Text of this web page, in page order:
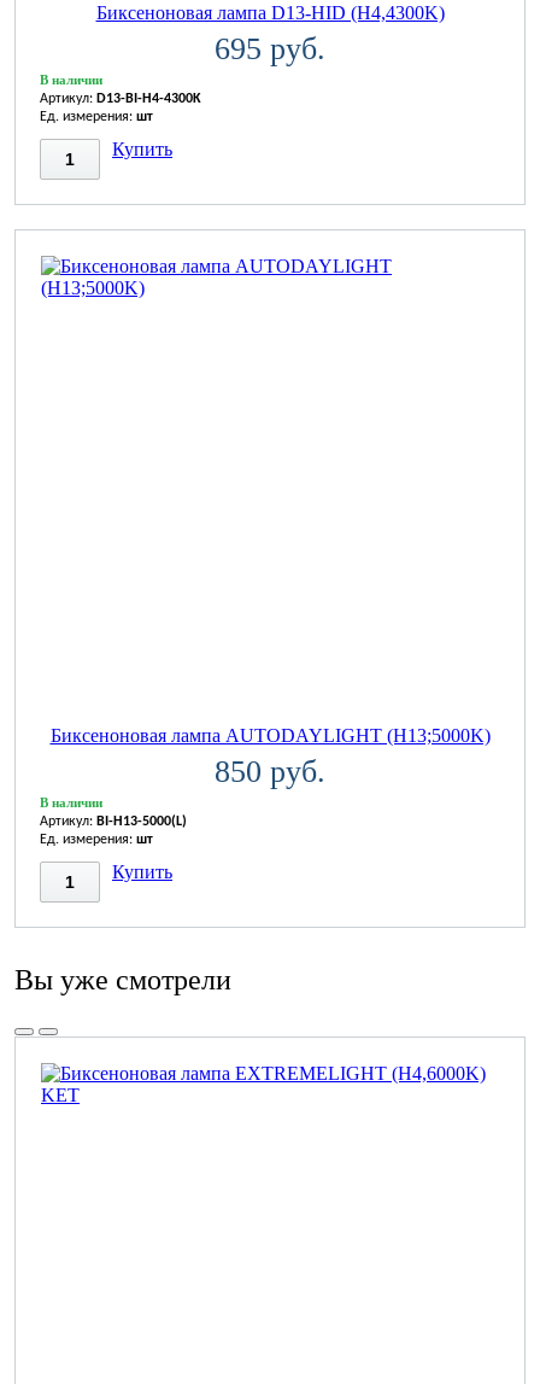
Биксеноновая лампа D13-HID (H4,4300K)
695 руб.
В наличии
Артикул: D13-BI-H4-4300K
Ед. измерения: шт
Купить
Биксеноновая лампа AUTODAYLIGHT (H13;5000K)
850 руб.
В наличии
Артикул: BI-H13-5000(L)
Ед. измерения: шт
Купить
Вы уже смотрели